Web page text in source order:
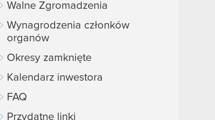
Walne Zgromadzenia
Wynagrodzenia członków
organów
Okresy zamknięte
Kalendarz inwestora
FAQ
Przydatne linki